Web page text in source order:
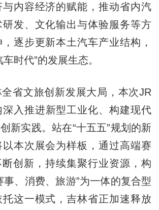
内容经济的赋能，推动省内汽
发、文化输出与体验服务等方
逐步更新本土汽车产业结构，
时代”的发展生态。
文旅创新发展大局，本次JR
深入推进新型工业化、构建现代
新实践。站在“十五五”规划的新
本次展会为样板，通过高端赛
创新，持续集聚行业资源，构
事、消费、旅游”为一体的复合型
这一模式，吉林省正加速释放